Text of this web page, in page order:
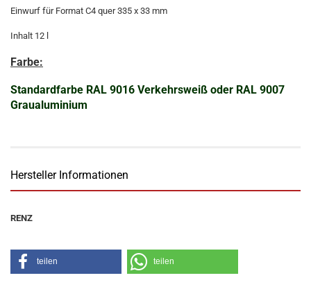
Einwurf für Format C4 quer 335 x 33 mm
Inhalt 12 l
Farbe:
Standardfarbe RAL 9016 Verkehrsweiß oder RAL 9007
Graualuminium
Hersteller Informationen
RENZ
teilen teilen